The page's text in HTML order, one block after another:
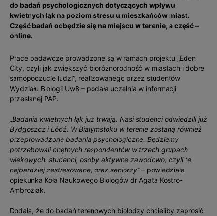
do badań psychologicznych dotyczących wpływu
kwietnych łąk na poziom stresu u mieszkańców miast.
Część badań odbędzie się na miejscu w terenie, a część –
online.
Prace badawcze prowadzone są w ramach projektu „Eden
City, czyli jak zwiększyć bioróżnorodność w miastach i dobre
samopoczucie ludzi”, realizowanego przez studentów
Wydziału Biologii UwB – podała uczelnia w informacji
przesłanej PAP.
„Badania kwietnych łąk już trwają. Nasi studenci odwiedzili już
Bydgoszcz i Łódź. W Białymstoku w terenie zostaną również
przeprowadzone badania psychologiczne. Będziemy
potrzebowali chętnych respondentów w trzech grupach
wiekowych: studenci, osoby aktywne zawodowo, czyli te
najbardziej zestresowane, oraz seniorzy”– powiedziała
opiekunka Koła Naukowego Biologów dr Agata Kostro-
Ambroziak.
Dodała, że do badań terenowych biolodzy chcieliby zaprosić